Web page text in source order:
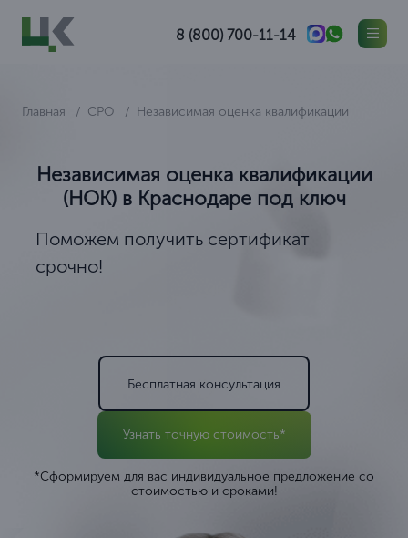
8 (800) 700-11-14
Главная СРО Независимая оценка квалификации
Независимая оценка квалификации
(НОК) в Краснодаре под ключ
Поможем получить сертификат
срочно!
Бесплатная консультация
Узнать точную стоимость*
*Сформируем для вас индивидуальное предложение со
стоимостью и сроками!